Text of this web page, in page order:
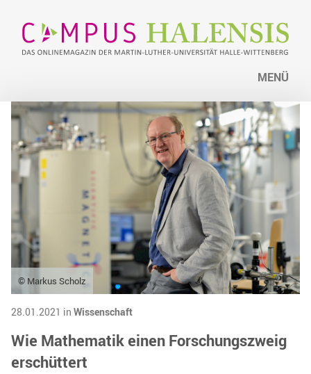
MENÜ
© Markus Scholz
28.01.2021 in Wissenschaft
Wie Mathematik einen Forschungszweig
erschüttert